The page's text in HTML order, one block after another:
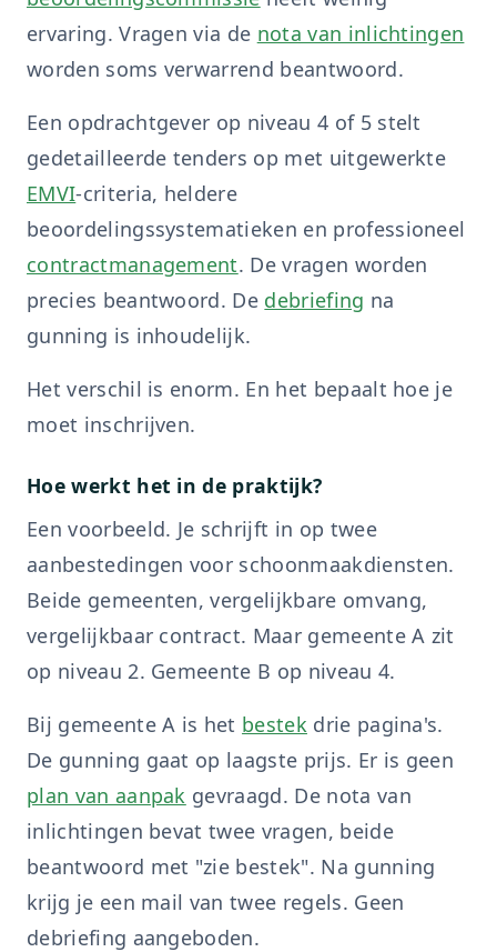
ervaring. Vragen via de nota van inlichtingen
worden soms verwarrend beantwoord.
Een opdrachtgever op niveau 4 of 5 stelt
gedetailleerde tenders op met uitgewerkte
EMVI-criteria, heldere
beoordelingssystematieken en professioneel
contractmanagement. De vragen worden
precies beantwoord. De debriefing na
gunning is inhoudelijk.
Het verschil is enorm. En het bepaalt hoe je
moet inschrijven.
Hoe werkt het in de praktijk?
Een voorbeeld. Je schrijft in op twee
aanbestedingen voor schoonmaakdiensten.
Beide gemeenten, vergelijkbare omvang,
vergelijkbaar contract. Maar gemeente A zit
op niveau 2. Gemeente B op niveau 4.
Bij gemeente A is het bestekdrie pagina's.
De gunning gaat op laagste prijs. Er is geen
plan van aanpak gevraagd. De nota van
inlichtingen bevat twee vragen, beide
beantwoord met "zie bestek". Na gunning
krijg je een mail van twee regels. Geen
debriefing aangeboden.